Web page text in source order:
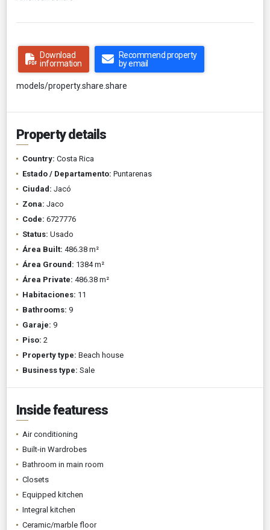
Download
information
Recommend property
by email
models/property.share.share
Property details
Country: Costa Rica
Estado / Departamento: Puntarenas
Ciudad: Jacó
Zona: Jaco
Code: 6727776
Status: Usado
Área Built: 486.38 m²
Área Ground: 1384 m²
Área Private: 486.38 m²
Habitaciones: 11
Bathrooms: 9
Garaje: 9
Piso: 2
Property type: Beach house
Business type: Sale
Inside featuress
Air conditioning
Built-in Wardrobes
Bathroom in main room
Closets
Equipped kitchen
Integral kitchen
Ceramic/marble floor